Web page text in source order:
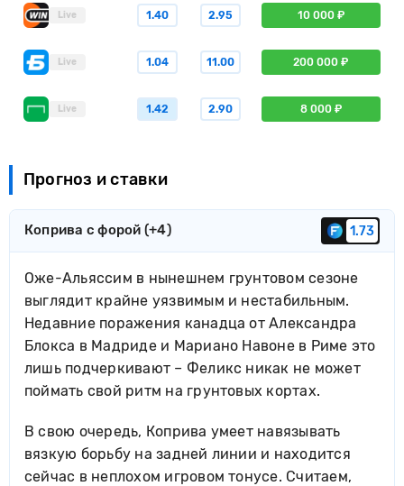
Live 1.40 2.95 10 000 ₽
Live 1.04 11.00 200 000 ₽
Live 1.42 2.90 8 000 ₽
Прогноз и ставки
Коприва с форой (+4) 1.73
Оже-Альяссим в нынешнем грунтовом сезоне
выглядит крайне уязвимым и нестабильным.
Недавние поражения канадца от Александра
Блокса в Мадриде и Мариано Навоне в Риме это
лишь подчеркивают – Феликс никак не может
поймать свой ритм на грунтовых кортах.
В свою очередь, Коприва умеет навязывать
вязкую борьбу на задней линии и находится
сейчас в неплохом игровом тонусе. Считаем,